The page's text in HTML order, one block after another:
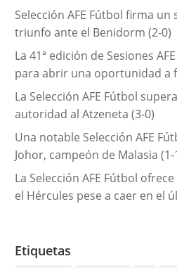
a
s
Selección AFE Fútbol firma
triunfo ante el Benidorm (2-0)
La 41ª edición de Sesiones
para abrir una oportunidad a
La Selección AFE Fútbol
autoridad al Atzeneta (3-0)
Una notable Selección AFE
Johor, campeón de Malasia (1-
La Selección AFE Fútbol
el Hércules pese a caer en el
Etiquetas